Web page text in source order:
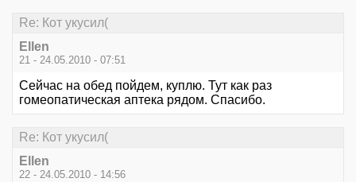
Re: Кот укусил(
Ellen
21 - 24.05.2010 - 07:51
Сейчас на обед пойдем, куплю. Тут как раз
гомеопатическая аптека рядом. Спасибо.
Re: Кот укусил(
Ellen
22 - 24.05.2010 - 14:56